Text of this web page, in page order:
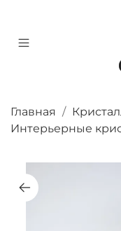
Главная
Интерьерные